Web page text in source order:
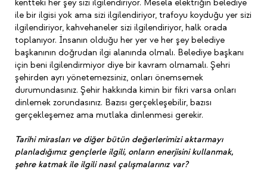
kentteki her şey sizi ilgilendiriyor. Mesela elektriğin belediye
ile bir ilgisi yok ama sizi ilgilendiriyor, trafoyu koyduğu yer sizi
ilgilendiriyor, kahvehaneler sizi ilgilendiriyor, halk orada
toplanıyor. İnsanın olduğu her yer ve her şey belediye
başkanının doğrudan ilgi alanında olmalı. Belediye başkanı
için beni ilgilendirmiyor diye bir kavram olmamalı. Şehri
şehirden ayrı yönetemezsiniz, onları önemsemek
durumundasınız. Şehir hakkında kimin bir fikri varsa onları
dinlemek zorundasınız. Bazısı gerçekleşebilir, bazısı
gerçekleşemez ama mutlaka dinlenmesi gerekir.
Tarihi mirasları ve diğer bütün değerlerimizi aktarmayı
planladığımız gençlerle ilgili, onların enerjisini kullanmak,
şehre katmak ile ilgili nasıl çalışmalarınız var?